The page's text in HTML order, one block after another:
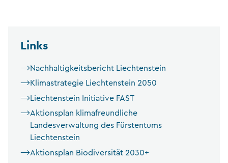
Links
Nachhaltigkeitsbericht Liechtenstein
Klimastrategie Liechtenstein 2050
Liechtenstein Initiative FAST
Aktionsplan klimafreundliche
Landesverwaltung des Fürstentums
Liechtenstein
Aktionsplan Biodiversität 2030+